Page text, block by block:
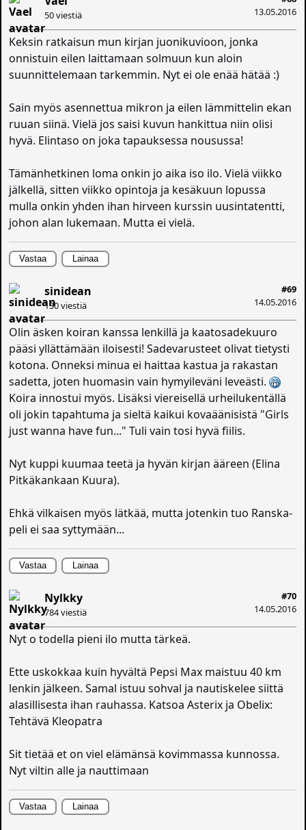
13.05.2016
50 viestiä
Keksin ratkaisun mun kirjan juonikuvioon, jonka
onnistuin eilen laittamaan solmuun kun aloin
suunnittelemaan tarkemmin. Nyt ei ole enää hätää :)
Sain myös asennettua mikron ja eilen lämmittelin ekan
ruuan siinä. Vielä jos saisi kuvun hankittua niin olisi
hyvä. Elintaso on joka tapauksessa nousussa!
Tämänhetkinen loma onkin jo aika iso ilo. Vielä viikko
jälkellä, sitten viikko opintoja ja kesäkuun lopussa
mulla onkin yhden ihan hirveen kurssin uusintatentti,
johon alan lukemaan. Mutta ei vielä.
Vastaa Lainaa
#69
14.05.2016
sinidean
130 viestiä
Olin äsken koiran kanssa lenkillä ja kaatosadekuuro
pääsi yllättämään iloisesti! Sadevarusteet olivat tietysti
kotona. Onneksi minua ei haittaa kastua ja rakastan
sadetta, joten huomasin vain hymyileväni leveästi.
Koira innostui myös. Lisäksi viereisellä urheilukentällä
oli jokin tapahtuma ja sieltä kaikui kovaäänisistä "Girls
just wanna have fun..." Tuli vain tosi hyvä fiilis.
Nyt kuppi kuumaa teetä ja hyvän kirjan ääreen (Elina
Pitkäkankaan Kuura).
Ehkä vilkaisen myös lätkää, mutta jotenkin tuo Ranska-
peli ei saa syttymään...
Vastaa Lainaa
#70
14.05.2016
Nylkky
784 viestiä
Nyt o todella pieni ilo mutta tärkeä.
Ette uskokkaa kuin hyvältä Pepsi Max maistuu 40 km
lenkin jälkeen. Samal istuu sohval ja nautiskelee siittä
alasillisesta ihan rauhassa. Katsoa Asterix ja Obelix:
Tehtävä Kleopatra
Sit tietää et on viel elämänsä kovimmassa kunnossa.
Nyt viltin alle ja nauttimaan
Vastaa Lainaa